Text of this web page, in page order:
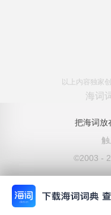
以上内容独家
海词
把海词放
触
©2003 -